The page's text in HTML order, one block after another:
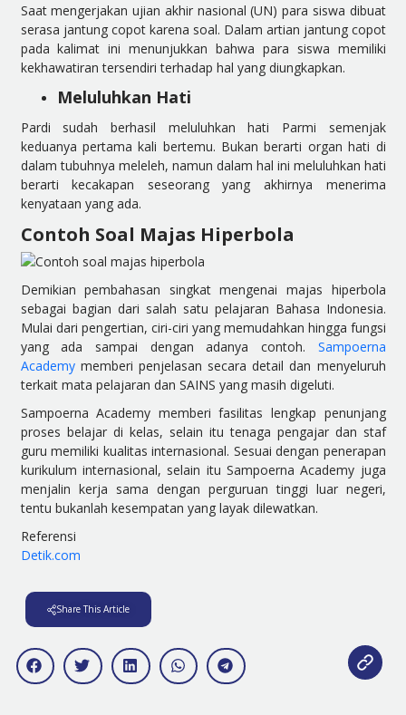
Saat mengerjakan ujian akhir nasional (UN) para siswa dibuat
serasa jantung copot karena soal. Dalam artian jantung copot
pada kalimat ini menunjukkan bahwa para siswa memiliki
kekhawatiran tersendiri terhadap hal yang diungkapkan.
Meluluhkan Hati
Pardi sudah berhasil meluluhkan hati Parmi semenjak
keduanya pertama kali bertemu. Bukan berarti organ hati di
dalam tubuhnya meleleh, namun dalam hal ini meluluhkan hati
berarti kecakapan seseorang yang akhirnya menerima
kenyataan yang ada.
Contoh Soal Majas Hiperbola
Demikian pembahasan singkat mengenai majas hiperbola
sebagai bagian dari salah satu pelajaran Bahasa Indonesia.
Mulai dari pengertian, ciri-ciri yang memudahkan hingga fungsi
yang ada sampai dengan adanya contoh. Sampoerna
Academymemberi penjelasan secara detail dan menyeluruh
terkait mata pelajaran dan SAINS yang masih digeluti.
Sampoerna Academy memberi fasilitas lengkap penunjang
proses belajar di kelas, selain itu tenaga pengajar dan staf
guru memiliki kualitas internasional. Sesuai dengan penerapan
kurikulum internasional, selain itu Sampoerna Academy juga
menjalin kerja sama dengan perguruan tinggi luar negeri,
tentu bukanlah kesempatan yang layak dilewatkan.
Referensi
Detik.com
Share This Article